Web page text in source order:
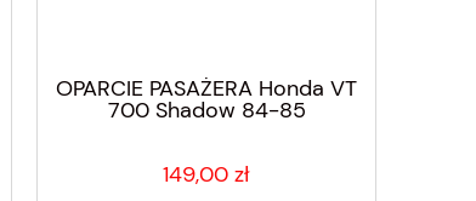
OPARCIE PASAŻERA Honda VT
700 Shadow 84-85
149,00 zł